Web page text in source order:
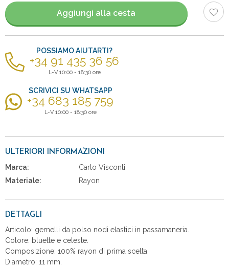
articoli
Aggiungi alla cesta
POSSIAMO AIUTARTI?
+34 91 435 36 56
L-V 10:00 - 18:30 ore
SCRIVICI SU WHATSAPP
+34 683 185 759
L-V 10:00 - 18:30 ore
ULTERIORI INFORMAZIONI
Marca:
Carlo Visconti
Materiale:
Rayon
DETTAGLI
Articolo: gemelli da polso nodi elastici in passamaneria.
Colore: bluette e celeste.
Composizione: 100% rayon di prima scelta.
Diametro: 11 mm.